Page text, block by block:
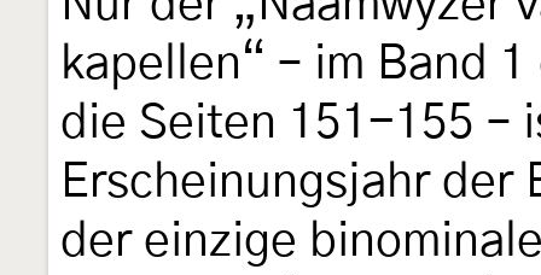
kapellen“ – im Band
die Seiten 151-155 –
Erscheinungsjahr der
der einzige